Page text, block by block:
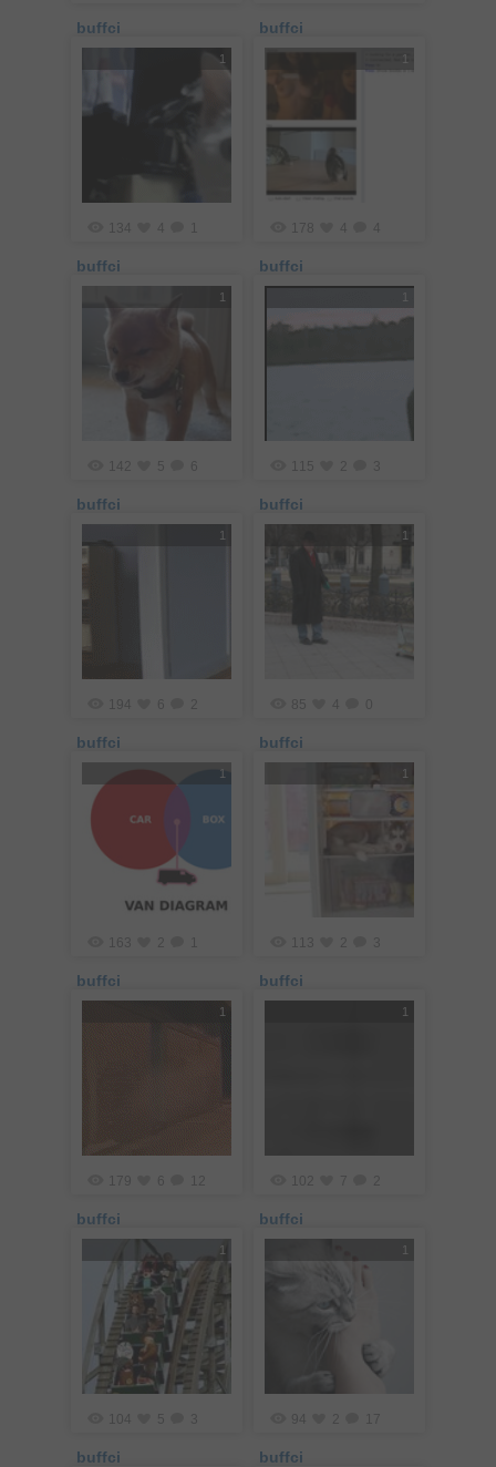
buffci buffci
1
134
buffci
1
178
buffci
1
142 5 6
buffci
115 2 3
buffci
1
194 6 2
buffci
1
85
buffci
1
163 2
buffci
1
113 2 3
buffci
1
179 6 12
buffci
1
102 7 2
buffci
1
5 3
buffci
1
94 2 17
buffci